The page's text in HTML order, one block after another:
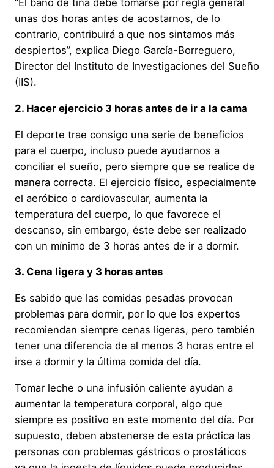
“El baño de tina debe tomarse por regla general
unas dos horas antes de acostarnos, de lo
contrario, contribuirá a que nos sintamos más
despiertos”, explica Diego García-Borreguero,
Director del Instituto de Investigaciones del Sueño
(IIS).
2. Hacer ejercicio 3 horas antes de ir a la cama
El deporte trae consigo una serie de beneficios
para el cuerpo, incluso puede ayudarnos a
conciliar el sueño, pero siempre que se realice de
manera correcta. El ejercicio físico, especialmente
el aeróbico o cardiovascular, aumenta la
temperatura del cuerpo, lo que favorece el
descanso, sin embargo, éste debe ser realizado
con un mínimo de 3 horas antes de ir a dormir.
3. Cena ligera y 3 horas antes
Es sabido que las comidas pesadas provocan
problemas para dormir, por lo que los expertos
recomiendan siempre cenas ligeras, pero también
tener una diferencia de al menos 3 horas entre el
irse a dormir y la última comida del día.
Tomar leche o una infusión caliente ayudan a
aumentar la temperatura corporal, algo que
siempre es positivo en este momento del día. Por
supuesto, deben abstenerse de esta práctica las
personas con problemas gástricos o prostáticos